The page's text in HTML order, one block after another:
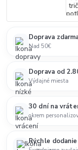
Doprava
Nad 50€
Doprava od
Výdajné miesta
30 dní na
okrem
Rýchle dodanie